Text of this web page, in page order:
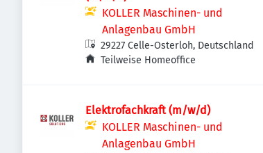
KOLLER Maschinen- und
Anlagenbau GmbH
29227 Celle-Osterloh, Deutschland
Teilweise Homeoffice
Elektrofachkraft (m/w/d)
KOLLER Maschinen- und
Anlagenbau GmbH